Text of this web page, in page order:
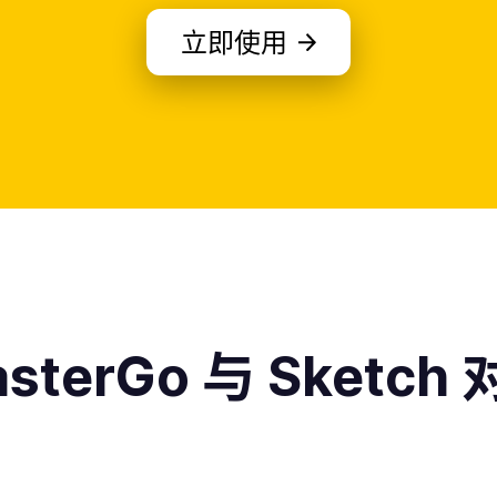
立即使用
与 Sketch